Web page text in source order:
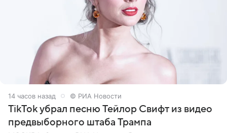
14 часов назад © РИА Новости
TikTok убрал песню Тейлор Свифт из видео
предвыборного штаба Трампа